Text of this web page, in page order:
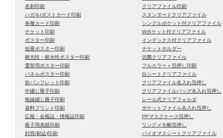
名刺印刷
ハガキ/ポストカード印刷
各種カード印刷
チケット印刷
ポスター印刷
短冊ポスター印刷
耐光性・耐水性ポスター印刷
選挙用ポスター印刷
パネルポスター印刷
折パンフレット印刷
中綴じ冊子印刷
無線綴じ冊子印刷
資料プリント印刷
広報・会報誌・情報誌印刷
冊子用表紙印刷
封筒(刷込)印刷
クリアファイル印刷
スタンダードクリアファイル
シングルポケット付クリアファイル
Wポケット付クリアファイル
インデックス付クリアファイル
チケットホルダー
抗菌クリアファイル
フルカラー＋箔押し印刷
白シートクリアファイル
クリアファイル名入れ箔押し
クリアファイルバッグ名入れ箔押し
レール式クリアフォルダ
ポケットファイル名入れ箔押し
PPマスクケース箔押し
リングメモ帳箔押し
バイオマスシートクリアファイル